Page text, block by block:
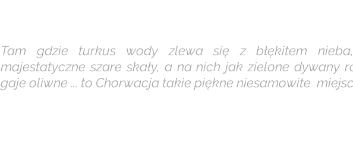
Tam gdzie turkus wody zlewa się z błękitem
majestatyczne szare skały, a na nich jak zielone dywany
gaje oliwne ... to Chorwacja takie piękne niesamowite